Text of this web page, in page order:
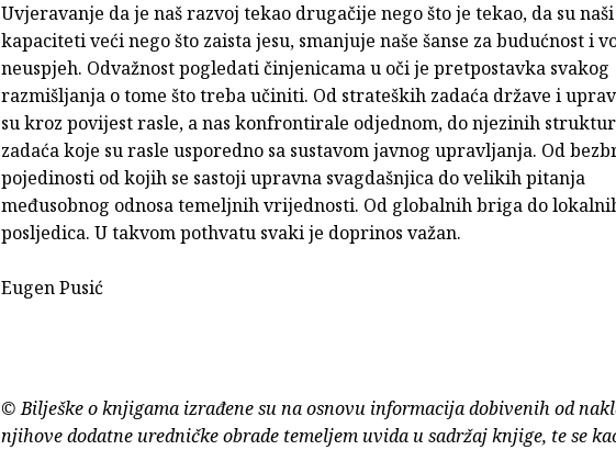
Uvjeravanje da je naš razvoj tekao drugačije nego što je tekao, da su naši
kapaciteti veći nego što zaista jesu, smanjuje naše šanse za budućnost i
neuspjeh. Odvažnost pogledati činjenicama u oči je pretpostavka svakog
razmišljanja o tome što treba učiniti. Od strateških zadaća države i
su kroz povijest rasle, a nas konfrontirale odjednom, do njezinih
zadaća koje su rasle usporedno sa sustavom javnog upravljanja. Od
pojedinosti od kojih se sastoji upravna svagdašnjica do velikih pitanja
međusobnog odnosa temeljnih vrijednosti. Od globalnih briga do
posljedica. U takvom pothvatu svaki je doprinos važan.
Eugen Pusić
© Bilješke o knjigama izrađene su na osnovu informacija dobivenih od
njihove dodatne uredničke obrade temeljem uvida u sadržaj knjige, te se